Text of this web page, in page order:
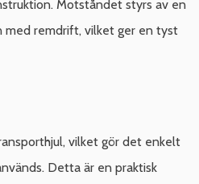
Motståndet styrs av en
med remdrift, vilket ger en tyst
vilket gör det enkelt
Detta är en praktisk